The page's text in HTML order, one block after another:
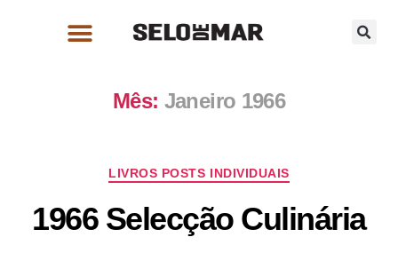
Mês: Janeiro 1966
LIVROS POSTS INDIVIDUAIS
1966 Selecção Culinária